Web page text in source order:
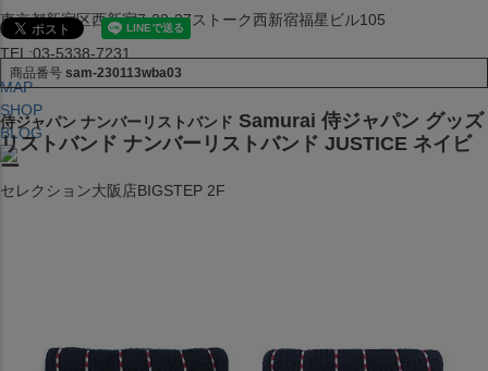
東京都新宿区西新宿7-22-37ストーク西新宿福星ビル105
TEL:03-5338-7231
MAP
SHOP
BLOG
セレクション大阪店BIGSTEP 2F
商品番号 sam-230113wba03
侍ジャパン ナンバーリストバンド Samurai 侍ジャパン グッズ
リストバンド ナンバーリストバンド JUSTICE ネイビ
ー